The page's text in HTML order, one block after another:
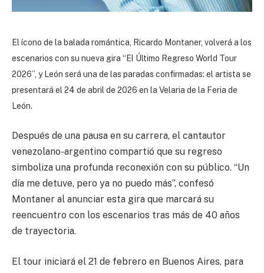
El ícono de la balada romántica, Ricardo Montaner, volverá a los
escenarios con su nueva gira “El Último Regreso World Tour
2026”, y León será una de las paradas confirmadas: el artista se
presentará el 24 de abril de 2026 en la Velaria de la Feria de
León.
Después de una pausa en su carrera, el cantautor
venezolano-argentino compartió que su regreso
simboliza una profunda reconexión con su público. “Un
día me detuve, pero ya no puedo más”, confesó
Montaner al anunciar esta gira que marcará su
reencuentro con los escenarios tras más de 40 años
de trayectoria.
El tour iniciará el 21 de febrero en Buenos Aires, para